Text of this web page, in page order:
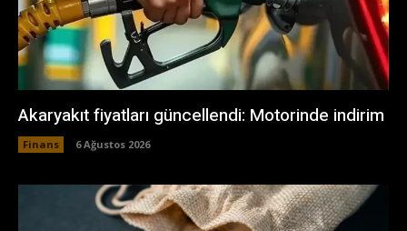
Akaryakıt fiyatları güncellendi: Motorinde indirim
Finans 6 Ağustos 2026